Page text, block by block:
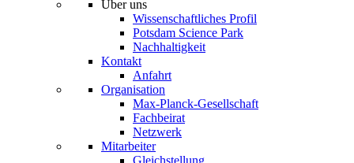
Über uns
Wissenschaftliches Profil
Potsdam Science Park
Nachhaltigkeit
Kontakt
Anfahrt
Organisation
Max-Planck-Gesellschaft
Fachbeirat
Netzwerk
Mitarbeiter
Gleichstellung